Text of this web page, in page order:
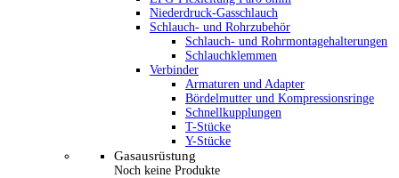
Niederdruck-Gasschlauch
Schlauch- und Rohrzubehör
Schlauch- und Rohrmontagehalterungen
Schlauchklemmen
Verbinder
Armaturen und Adapter
Bördelmutter und Kompressionsringe
Schnellkupplungen
T-Stücke
Y-Stücke
Gasausrüstung
Noch keine Produkte